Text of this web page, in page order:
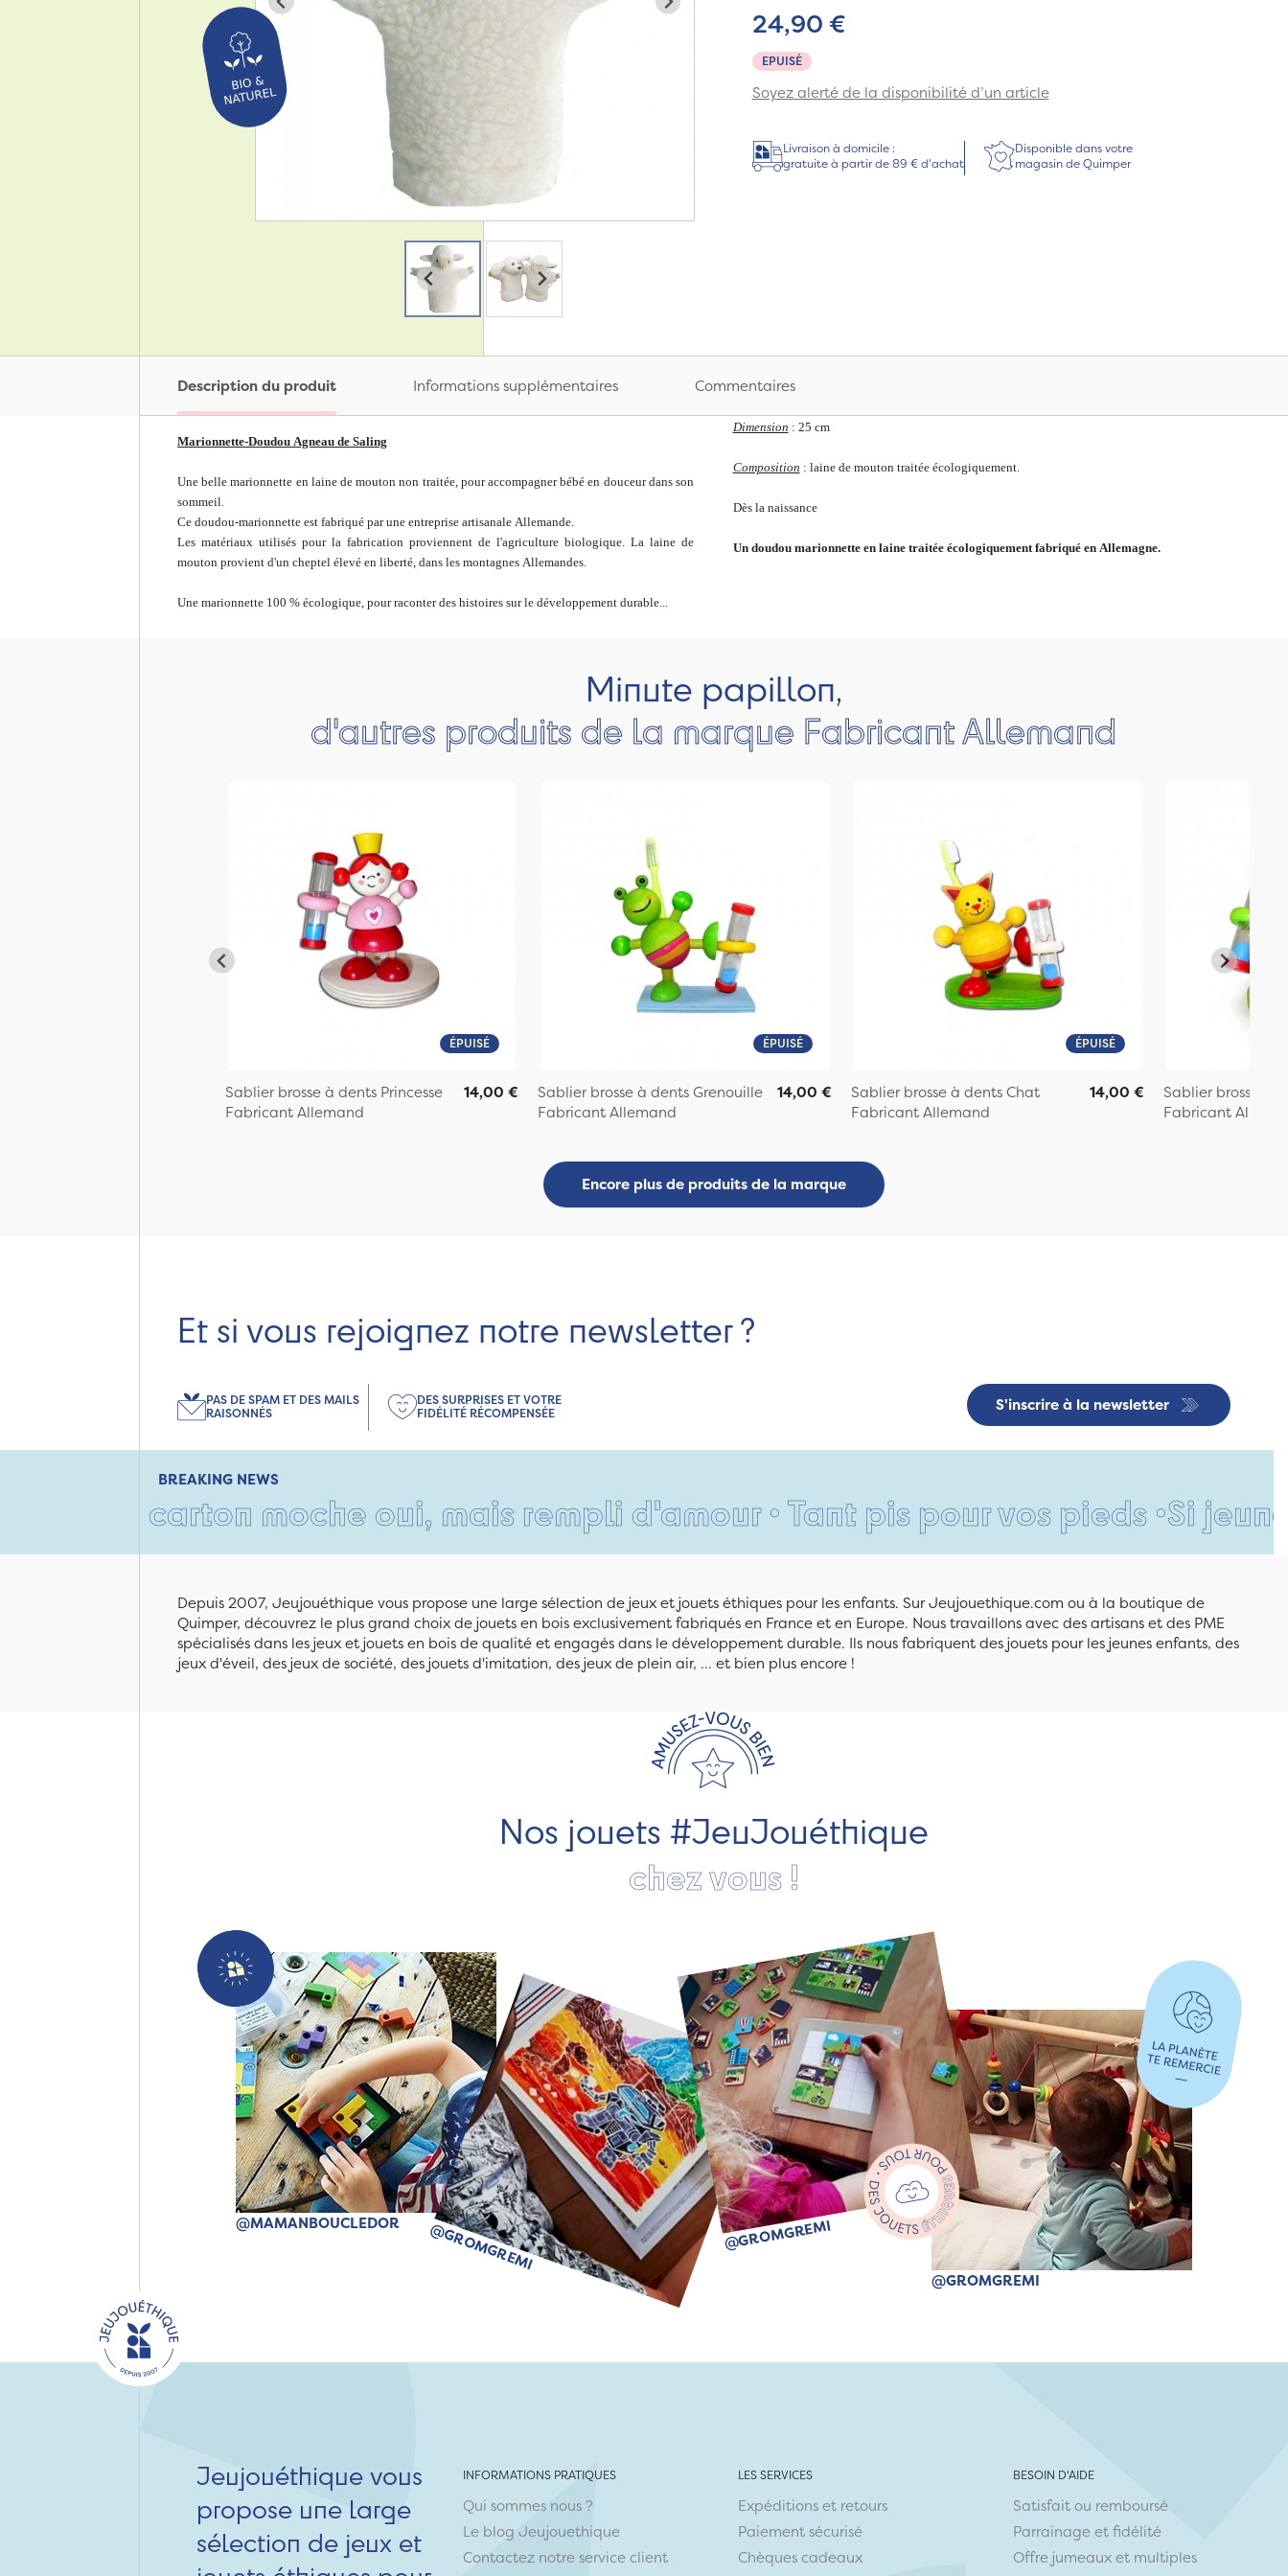
EPUISÉ
24,90 €
Soyez alerté de la disponibilité d’un article
Livraison à domicile :
gratuite à partir de 89 € d'achat
Disponible dans votre
magasin de Quimper
Description du produit Informations supplémentaires Commentaires
Marionnette-Doudou Agneau de Saling
Une belle marionnette en laine de mouton non traitée, pour accompagner bébé en douceur dans son
sommeil.
Ce doudou-marionnette est fabriqué par une entreprise artisanale Allemande.
Les matériaux utilisés pour la fabrication proviennent de l'agriculture biologique. La laine de
mouton provient d'un cheptel élevé en liberté, dans les montagnes Allemandes.
Une marionnette 100 % écologique, pour raconter des histoires sur le développement durable...
Dimension : 25 cm
Composition : laine de mouton traitée écologiquement.
Dès la naissance
Un doudou marionnette en laine traitée écologiquement fabriqué en Allemagne.
Minute papillon,
d'autres produits de la marque Fabricant Allemand
ÉPUISÉ
Sablier brosse à dents Princesse
Fabricant Allemand
14,00 €
ÉPUISÉ
Sablier brosse à dents Grenouille
Fabricant Allemand
14,00 €
ÉPUISÉ
Sablier brosse à dents Chat
Fabricant Allemand
14,00 €
Sablier brosse à
Fabricant
Encore plus de produits de la marque
Et si vous rejoignez notre newsletter ?
S'inscrire à la newsletter
PAS DE SPAM ET DES MAILS
RAISONNÉS
DES SURPRISES ET VOTRE
FIDÉLITÉ RÉCOMPENSÉE
BREAKING NEWS
carton moche oui, mais rempli d'amour • Tant pis pour vos pieds •Si jeune et
Depuis 2007, Jeujouéthique vous propose une large sélection de jeux et jouets éthiques pour les enfants. Sur Jeujouethique.com ou à la boutique de
Quimper, découvrez le plus grand choix de jouets en bois exclusivement fabriqués en France et en Europe. Nous travaillons avec des artisans et des PME
spécialisés dans les jeux et jouets en bois de qualité et engagés dans le développement durable. Ils nous fabriquent des jouets pour les jeunes enfants, des
jeux d'éveil, des jeux de société, des jouets d'imitation, des jeux de plein air, ... et bien plus encore !
Nos jouets #JeuJouéthique
chez vous !
@MAMANBOUCLEDOR @GROMGREMI @GROMGREMI
@GROMGREMI
Jeujouéthique vous
propose une large
sélection de jeux et
INFORMATIONS PRATIQUES
Qui sommes nous ?
Le blog Jeujouethique
Contactez notre service client
LES SERVICES
Expéditions et retours
Paiement sécurisé
Chèques cadeaux
BESOIN D'AIDE
Satisfait ou remboursé
Parrainage et fidélité
Offre jumeaux et multiples